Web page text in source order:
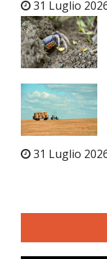
31 Luglio
31 Luglio